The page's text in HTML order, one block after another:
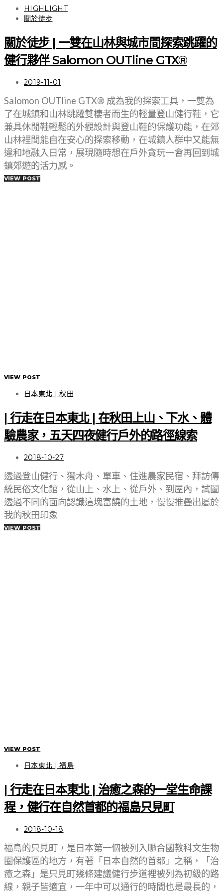
HIGHLIGHT
關於徒步
關於徒步 | 一雙在山林與城市間探索跳躍的
健行夥伴 Salomon OUTline GTX®
2019-11-01
Salomon OUTline GTX® 成為我的探索工具，一雙為
了在城鎮和山林跳躍雙棲者而生的輕量登山健行鞋，它
兼具休閒鞋輕鬆的外觀設計與登山鞋的保護功能，在郊
山林裡間能自在安心的探索移動，在城鎮人群中又能無
違和地融入日常，展現隨時想在戶外貪玩一會再回到城
鎮郊遊的活力感。
VIEW POST
VIEW POST
日本東北 | 秋田
| 行走在日本東北 | 在秋田上山、下水、體
驗農家，五天四夜健行戶外的路徑線索
2018-10-27
透過登山健行、獨木舟、單車、住進農家民宿、拜訪傳
統民俗文化館，從山上、水上、從戶外、到屋內，試圖
透過不同的面向認識這塊富饒的土地，慢慢推疊出屬於
我的秋田印象
VIEW POST
VIEW POST
日本東北 | 福島
| 行走在日本東北 | 治癒之森的一堂生命課
程，健行在自然首都的福島只見町
2018-10-18
福島的只見町，是日本第一個被列入聯合國教科文生物
圈保護區的地方，有著「日本自然的首都」之稱，「治
癒之森」是只見町幾條建議健行步道裡被列為初級的路
線，親子皆適宜，一年中可以通行的時間也是最長的，